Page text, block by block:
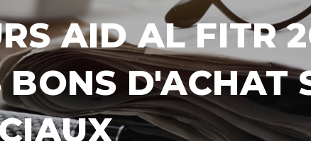
AID AL FITR
BONS D'ACHAT